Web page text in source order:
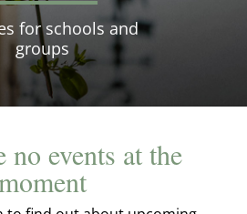
for schools and
groups
no events at the